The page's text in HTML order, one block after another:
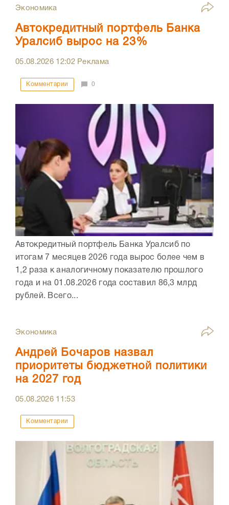
Экономика
Автокредитный портфель Банка
Уралсиб вырос на 23%
05.08.2026 12:02Реклама
Комментарии 0
Автокредитный портфель Банка Уралсиб по
итогам 7 месяцев 2026 года вырос более чем в
1,2 раза к аналогичному показателю прошлого
года и на 01.08.2026 года составил 86,3 млрд
рублей. Всего...
Экономика
Андрей Бочаров назвал
приоритеты бюджетной политики
на 2027 год
05.08.2026 11:53
Комментарии